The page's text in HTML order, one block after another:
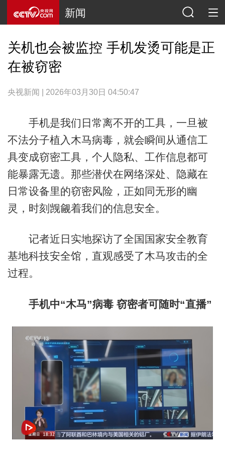
新闻
关机也会被监控 手机发烫可能是正
在被窃密
央视新闻 | 2026年03月30日 04:50:47
手机是我们日常离不开的工具，一旦被
不法分子植入木马病毒，就会瞬间从通信工
具变成窃密工具，个人隐私、工作信息都可
能暴露无遗。那些潜伏在网络深处、隐藏在
日常设备里的窃密风险，正如同无形的幽
灵，时刻觊觎着我们的信息安全。
记者近日实地探访了全国国家安全教育
基地科技安全馆，直观感受了木马攻击的全
过程。
手机中“木马”病毒 窃密者可随时“直播”